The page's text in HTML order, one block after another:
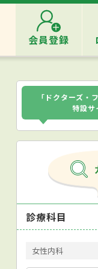
会員登録
「ドクターズ・
特設サ
診療科目
女性内科